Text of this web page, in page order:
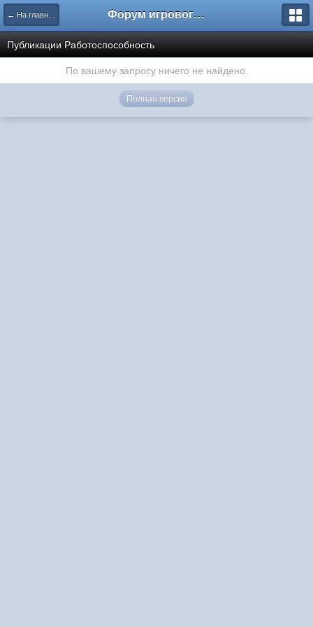
← На главную Форум игрового проекта Riverrise
Публикации Работоспособность
По вашему запросу ничего не найдено.
Полная версия